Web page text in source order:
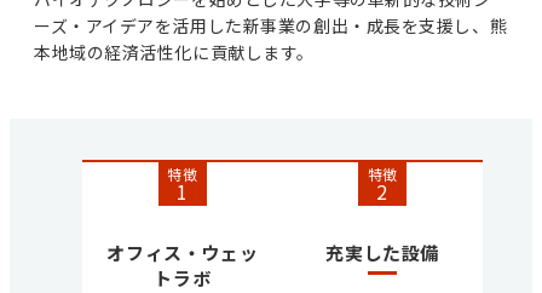
ーズ・アイデアを活用した新事業の創出・成長を支援し、熊
本地域の経済活性化に貢献します。
特徴
1
オフィス・ウェッ
トラボ
特徴
2
充実した設備